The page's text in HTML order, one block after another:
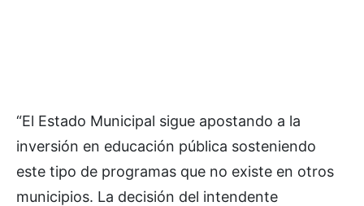
“El Estado Municipal sigue apostando a la
inversión en educación pública sosteniendo
este tipo de programas que no existe en otros
municipios. La decisión del intendente